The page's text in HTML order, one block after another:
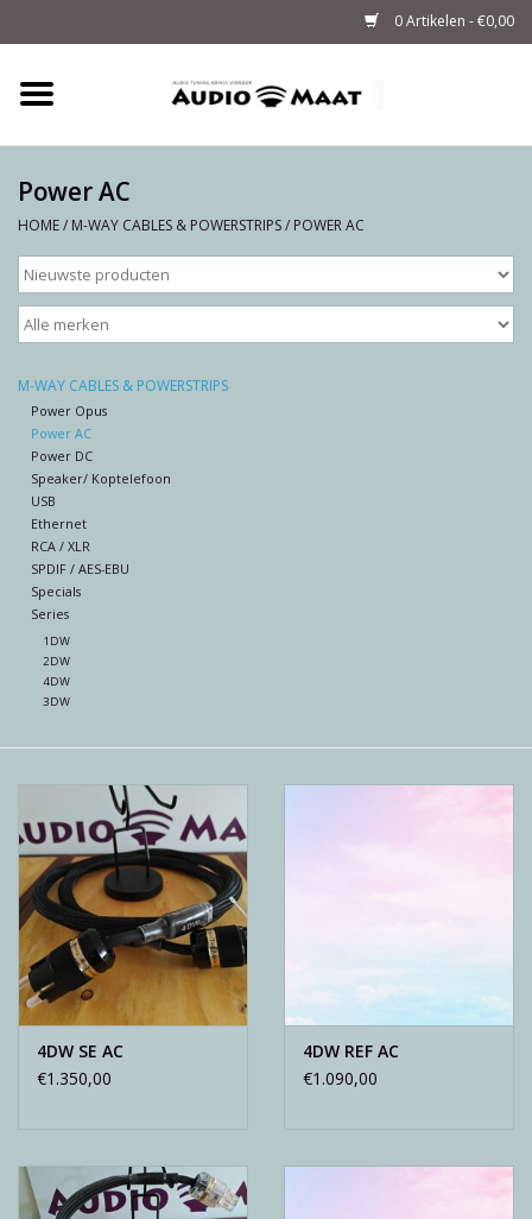
0 Artikelen - €0,00
Tuning
Powerstrips
Audio
Sale
Info
Reviews
Blog
Merken
Power AC
HOME/ M-WAY CABLES & POWERSTRIPS/ POWER AC
M-WAY CABLES & POWERSTRIPS
Power Opus
Power AC
Power DC
Speaker/ Koptelefoon
USB
Ethernet
RCA / XLR
SPDIF / AES-EBU
Specials
Series
1DW
2DW
4DW
3DW
4DW SE AC
€1.350,00
4DW REF AC
€1.090,00